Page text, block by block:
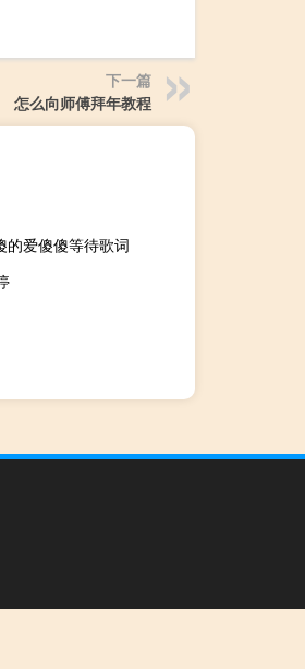
下一篇
怎么向师傅拜年教程
的爱傻傻等待歌词